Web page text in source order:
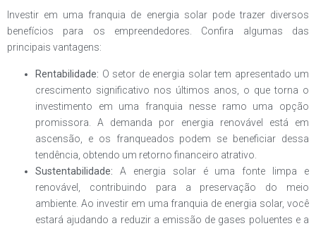
Investir em uma franquia de energia solar pode trazer diversos
benefícios para os empreendedores. Confira algumas das
principais vantagens:
Rentabilidade: O setor de energia solar tem apresentado um
crescimento significativo nos últimos anos, o que torna o
investimento em uma franquia nesse ramo uma opção
promissora. A demanda por energia renovável está em
ascensão, e os franqueados podem se beneficiar dessa
tendência, obtendo um retorno financeiro atrativo.
Sustentabilidade: A energia solar é uma fonte limpa e
renovável, contribuindo para a preservação do meio
ambiente. Ao investir em uma franquia de energia solar, você
estará ajudando a reduzir a emissão de gases poluentes e a